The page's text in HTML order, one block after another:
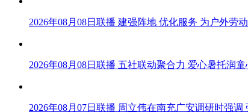
2026年08月08日联播 建强阵地 优化服务 为户外劳
2026年08月08日联播 五社联动聚合力 爱心暑托润童
2026年08月07日联播 周立伟在南充广安调研时强